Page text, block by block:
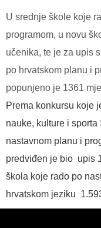
U srednje škole koje
programom, u novu
učenika, te je za upis
po hrvatskom planu i
popunjeno je 1361
Prema konkursu koje
nauke, kulture i
nastavnom planu i
predviđen je bio upis
škola koje rado po
hrvatskom jeziku